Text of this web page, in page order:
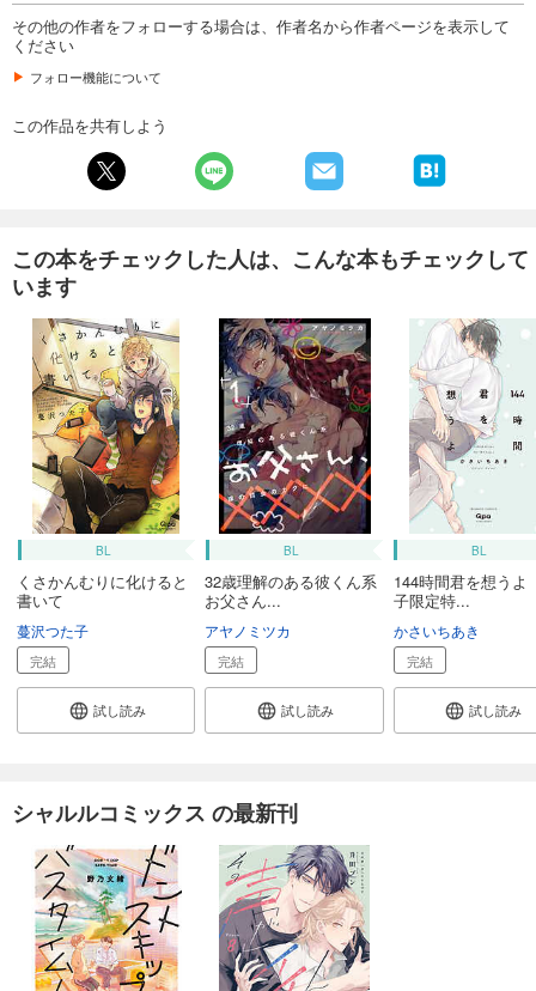
その他の作者をフォローする場合は、作者名から作者ページを表示して
ください
フォロー機能について
この作品を共有しよう
この本をチェックした人は、こんな本もチェックして
います
BL
くさかんむりに化けると
書いて
蔓沢つた子
完結
試し読み
BL
32歳理解のある彼くん系
お父さん...
アヤノミツカ
完結
試し読み
BL
144時間君を想うよ
子限定特...
かさいちあき
完結
試し読み
シャルルコミックス の最新刊